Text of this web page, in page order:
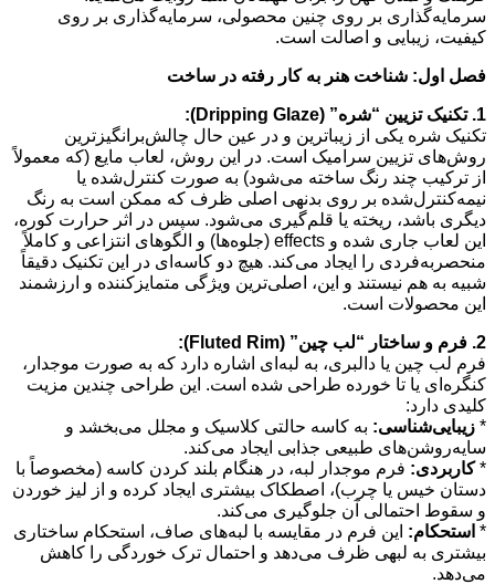
سرمایه‌گذاری بر روی چنین محصولی، سرمایه‌گذاری بر روی
کیفیت، زیبایی و اصالت است.
فصل اول: شناخت هنر به کار رفته در ساخت
1. تکنیک تزیین “شره” (Dripping Glaze):
تکنیک شره یکی از زیباترین و در عین حال چالش‌برانگیزترین
روش‌های تزیین سرامیک است. در این روش، لعاب مایع (که معمولاً
از ترکیب چند رنگ ساخته می‌شود) به صورت کنترل‌شده یا
نیمه‌کنترل‌شده بر روی بدنهی اصلی ظرف که ممکن است به رنگ
دیگری باشد، ریخته یا قلم‌گیری می‌شود. سپس در اثر حرارت کوره،
این لعاب جاری شده و effects (جلوه‌ها) و الگوهای انتزاعی و کاملاً
منحصربه‌فردی را ایجاد می‌کند. هیچ دو کاسه‌ای در این تکنیک دقیقاً
شبیه به هم نیستند و این، اصلی‌ترین ویژگی متمایزکننده و ارزشمند
این محصولات است.
2. فرم و ساختار “لب چین” (Fluted Rim):
فرم لب چین یا دالبری، به لبه‌ای اشاره دارد که به صورت موجدار،
کنگره‌ای یا تا خورده طراحی شده است. این طراحی چندین مزیت
کلیدی دارد:
* زیبایی‌شناسی: به کاسه حالتی کلاسیک و مجلل می‌بخشد و
سایه‌روشن‌های طبیعی جذابی ایجاد می‌کند.
*کاربردی: فرم موجدار لبه، در هنگام بلند کردن کاسه (مخصوصاً با
دستان خیس یا چرب)، اصطکاک بیشتری ایجاد کرده و از لیز خوردن
و سقوط احتمالی آن جلوگیری می‌کند.
* استحکام: این فرم در مقایسه با لبه‌های صاف، استحکام ساختاری
بیشتری به لبهی ظرف می‌دهد و احتمال ترک خوردگی را کاهش
می‌دهد.